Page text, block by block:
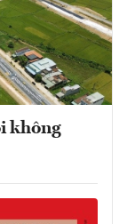
không